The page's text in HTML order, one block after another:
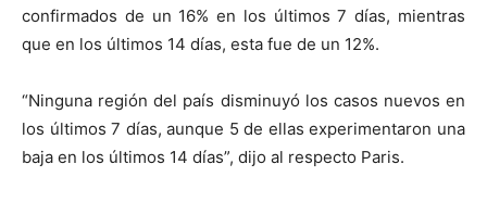
confirmados de un 16% en los últimos 7 días, mientras
que en los últimos 14 días, esta fue de un 12%.
“Ninguna región del país disminuyó los casos nuevos en
los últimos 7 días, aunque 5 de ellas experimentaron una
baja en los últimos 14 días”, dijo al respecto Paris.